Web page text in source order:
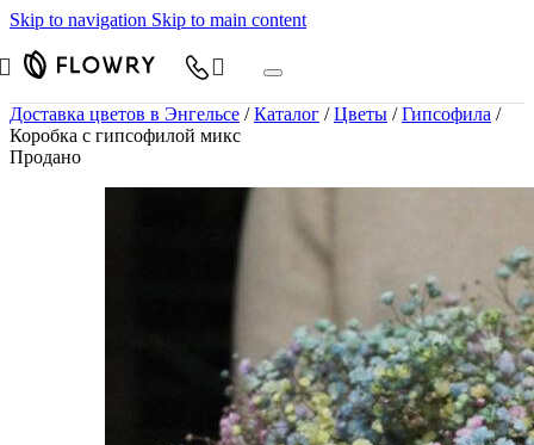
Skip to navigation Skip to main content
Доставка цветов в Энгельсе / Каталог / Цветы / Гипсофила /
Коробка с гипсофилой микс
Продано